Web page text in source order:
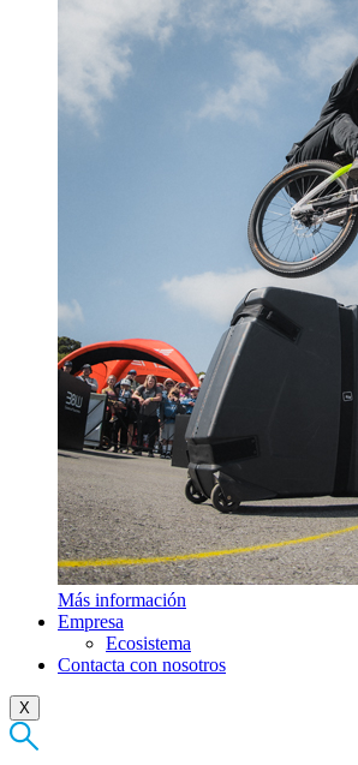
Más información
Empresa
Ecosistema
Contacta con nosotros
X